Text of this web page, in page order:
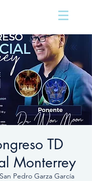
TD
Monterrey
San Pedro Garza García